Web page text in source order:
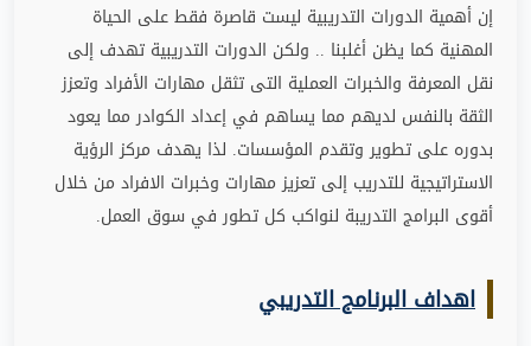
إن أهمية الدورات التدريبية ليست قاصرة فقط على الحياة
المهنية كما يظن أغلبنا .. ولكن الدورات التدريبية تهدف إلى
نقل المعرفة والخبرات العملية التى تثقل مهارات الأفراد وتعزز
الثقة بالنفس لديهم مما يساهم في إعداد الكوادر مما يعود
بدوره على تطوير وتقدم المؤسسات. لذا يهدف مركز الرؤية
الاستراتيجية للتدريب إلى تعزيز مهارات وخبرات الافراد من خلال
أقوى البرامج التدريبة لنواكب كل تطور في سوق العمل.
اهداف البرنامج التدريبي